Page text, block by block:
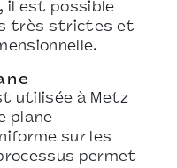
il est possible
très strictes et
utilisée à Metz
plane
sur les
permet